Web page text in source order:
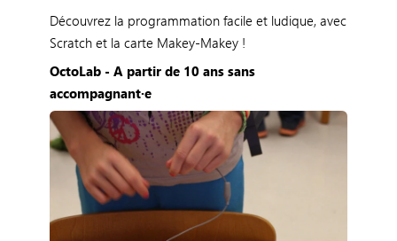
Découvrez la programmation facile et ludique, avec
Scratch et la carte Makey-Makey !
OctoLab - A partir de 10 ans sans
accompagnant·e